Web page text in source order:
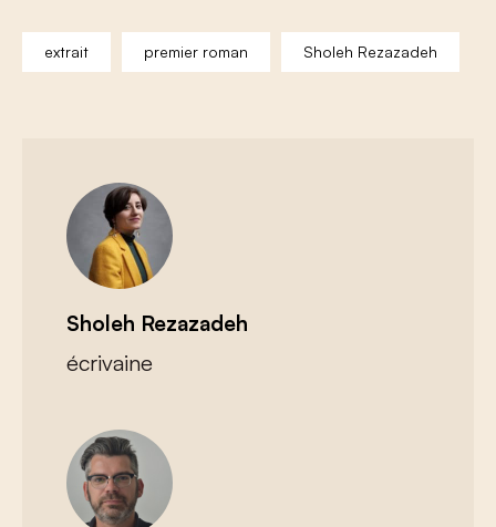
extrait premier roman Sholeh Rezazadeh
Sholeh Rezazadeh
écrivaine